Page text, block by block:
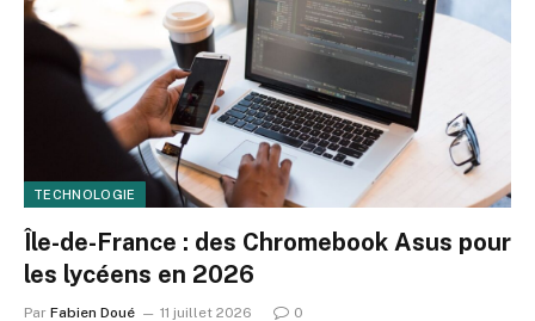
TECHNOLOGIE
Île-de-France : des Chromebook Asus pour
les lycéens en 2026
Par Fabien Doué 11 juillet 2026 0